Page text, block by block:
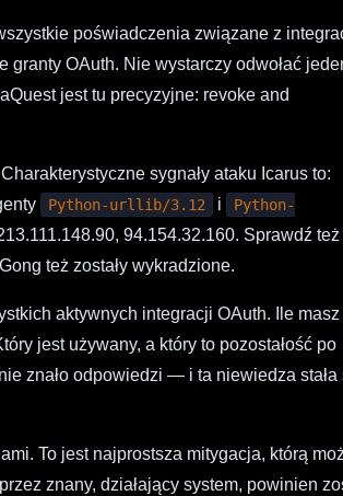
poświadczenia związane z
granty OAuth. Nie wystarczy odwołać
jest tu precyzyjne: revoke and
sygnały ataku Icarus to:
Python-urllib/3.12 i
Python-
94.154.32.160. Sprawdź
też zostały wykradzione.
aktywnych integracji OAuth. Ile masz
jest używany, a który to pozostałość po
znało odpowiedzi — i ta niewiedza stała
To jest najprostsza mitygacja, którą
znany, działający system, powinien